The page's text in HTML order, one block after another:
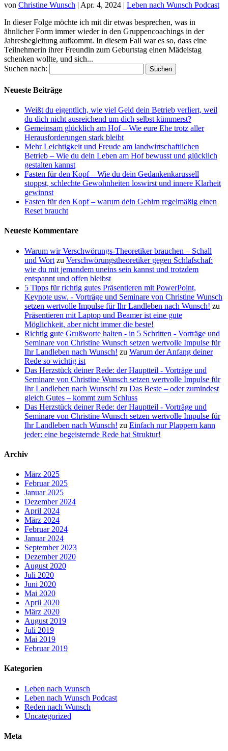
von Christine Wunsch | Apr. 4, 2024 | Leben nach Wunsch Podcast
In dieser Folge möchte ich mit dir etwas besprechen, was in
ähnlicher Form immer wieder in den Gruppencoachings in der
Jahresbegleitung aufkommt. In diesem Fall war es so, dass eine
Teilnehmerin ihrer Freundin zum Geburtstag einen Mädelstag
schenken wollte, und sich...
Suchen nach:
Neueste Beiträge
Weißt du eigentlich, wie viel Geld dein Betrieb verliert, weil
du dich nicht ausreichend um dich selbst kümmerst?
Gemeinsam glücklich am Hof – Wie eure Ehe trotz aller
Herausforderungen stark bleibt
Mehr Leichtigkeit und Freude am landwirtschaftlichen
Betrieb – Wie du dein Leben am Hof bewusst und glücklich
gestalten kannst
Fasten für den Kopf – Wie du dein Gedankenkarussell
stoppst, schlechte Gewohnheiten loswirst und innere Klarheit
gewinnst
Fasten für den Kopf – warum dein Gehirn regelmäßig einen
Reset braucht
Neueste Kommentare
Warum wir Verschwörungs-Theoretiker brauchen – Schall
und Wort zu Verschwörungstheoretiker gegen Schlafschaf:
wie du mit jemandem uneins sein kannst und trotzdem
entspannt und offen bleibst
5 Tipps für richtig gutes Präsentieren mit PowerPoint,
Keynote usw. - Vorträge und Seminare von Christine Wunsch
setzen wertvolle Impulse für Ihr Landleben nach Wunsch! zu
Präsentieren mit Laptop und Beamer ist eine gute
Möglichkeit, aber nicht immer die beste!
Richtig gute Grußworte halten - in 5 Schritten - Vorträge und
Seminare von Christine Wunsch setzen wertvolle Impulse für
Ihr Landleben nach Wunsch! zu Warum der Anfang deiner
Rede so wichtig ist
Das Herzstück deiner Rede: der Hauptteil - Vorträge und
Seminare von Christine Wunsch setzen wertvolle Impulse für
Ihr Landleben nach Wunsch! zu Das Beste – oder zumindest
gleich Gutes – kommt zum Schluss
Das Herzstück deiner Rede: der Hauptteil - Vorträge und
Seminare von Christine Wunsch setzen wertvolle Impulse für
Ihr Landleben nach Wunsch! zu Einfach nur Plappern kann
jeder: eine begeisternde Rede hat Struktur!
Archiv
März 2025
Februar 2025
Januar 2025
Dezember 2024
April 2024
März 2024
Februar 2024
Januar 2024
September 2023
Dezember 2020
August 2020
Juli 2020
Juni 2020
Mai 2020
April 2020
März 2020
August 2019
Juli 2019
Mai 2019
Februar 2019
Kategorien
Leben nach Wunsch
Leben nach Wunsch Podcast
Reden nach Wunsch
Uncategorized
Meta